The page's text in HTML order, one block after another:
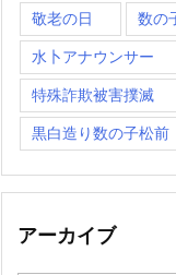
敬老の日 数の
水卜アナウンサー
特殊詐欺被害撲滅
黒白造り数の子松前
アーカイブ